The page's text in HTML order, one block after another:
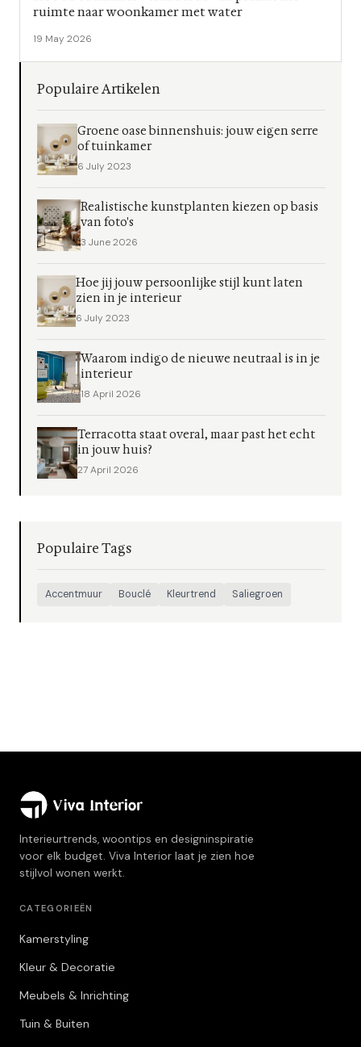
ruimte naar woonkamer met water
19 May 2026
Populaire Artikelen
Groene oase binnenshuis: jouw eigen serre
of tuinkamer
6 July 2023
Realistische kunstplanten kiezen op basis
van foto's
3 June 2026
Hoe jij jouw persoonlijke stijl kunt laten
zien in je interieur
6 July 2023
Waarom indigo de nieuwe neutraal is in je
interieur
18 April 2026
Terracotta staat overal, maar past het echt
in jouw huis?
27 April 2026
Populaire Tags
Accentmuur Bouclé Kleurtrend Saliegroen
Interieurtrends, woontips en designinspiratie
voor elk budget. Viva Interior laat je zien hoe
stijlvol wonen werkt.
CATEGORIEËN
Kamerstyling
Kleur & Decoratie
Meubels & Inrichting
Tuin & Buiten